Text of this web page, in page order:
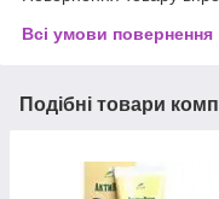
Всі умови повернення
Подібні товари